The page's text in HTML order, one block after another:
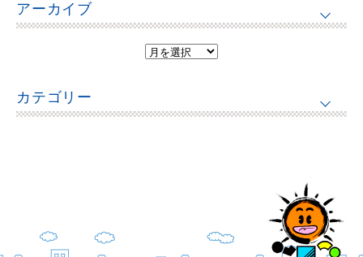
アーカイブ
カテゴリー